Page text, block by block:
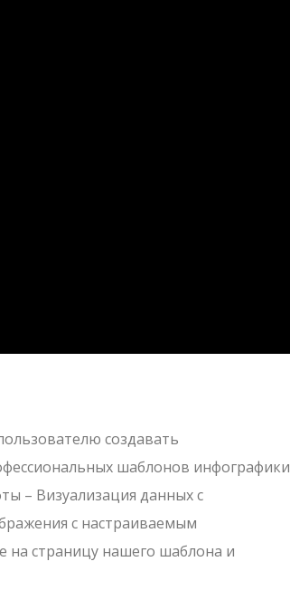
создавать
шаблонов инфографики
– Визуализация данных с
с настраиваемым
на страницу нашего шаблона и